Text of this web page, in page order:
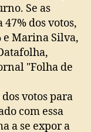
Se as
dos votos,
e Marina Silva,
"Folha de
votos para
com essa
a se expor a